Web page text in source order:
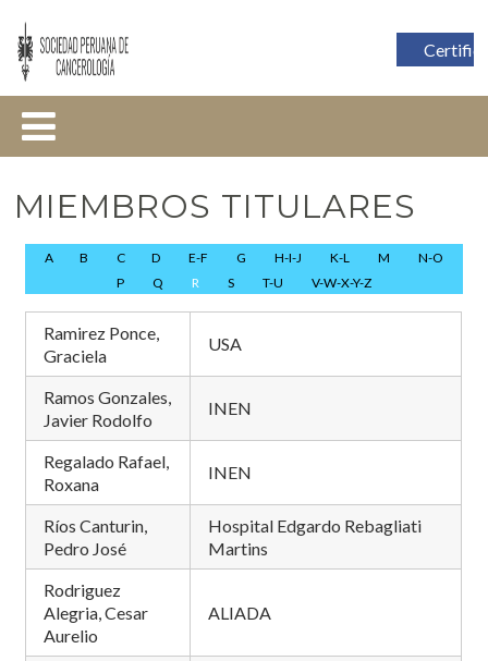
MIEMBROS TITULARES
A B C D E-F G H-I-J K-L M
N-O
P
Q R S T-U V-W-X-Y-Z
Ramirez Ponce,
Graciela
USA
Ramos Gonzales,
Javier Rodolfo
INEN
Regalado Rafael,
Roxana
INEN
Ríos Canturin,
Pedro José
Hospital Edgardo Rebagliati
Martins
Rodriguez
Alegria, Cesar
Aurelio
ALIADA